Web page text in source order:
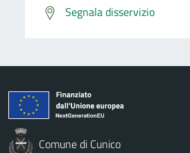
Segnala disservizio
Comune di Cunico